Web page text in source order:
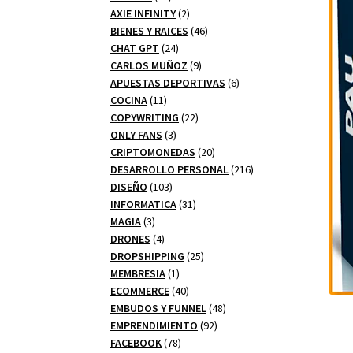
productos
AXIE INFINITY 22
productos
BIENES Y RAICES 4646
CHAT GPT 2424
productos
CARLOS MUÑOZ 99
productos
APUESTAS DEPORTIVAS 66
COCINA 1111
productos
COPYWRITING 2222
ONLY FANS 33
productos
CRIPTOMONEDAS 2020
productos
DESARROLLO PERSONAL 216216
DISEÑO 103103
productos
INFORMATICA 3131
MAGIA 33
productos
DRONES 44
productos
DROPSHIPPING 2525
MEMBRESIA 11
producto
ECOMMERCE 4040
productos
EMBUDOS Y FUNNEL 4848
EMPRENDIMIENTO 9292
FACEBOOK 7878